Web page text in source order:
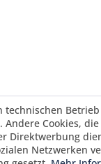
technischen
Cookies,
Direktwerbung
Netzwerken